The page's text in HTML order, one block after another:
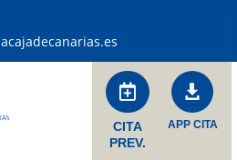

CITA
PREV.

APP CITA